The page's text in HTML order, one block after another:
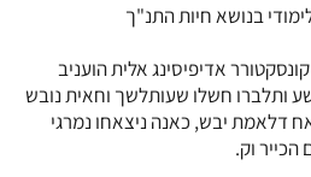
בנושא חיות התנ"ך
אדיפיסינג אלית הועניב
ותלברו חשלו שעותלשך וחאית נובש
דלאמת יבש, כאנה ניצאחו נמרגי
וק.